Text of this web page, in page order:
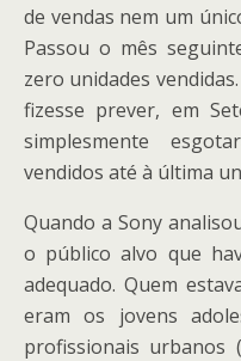
de vendas nem um
Passou o mês
zero unidades
fizesse prever, em
simplesmente
vendidos até à última
Quando a Sony
o público alvo que
adequado. Quem
eram os jovens
profissionais urbanos